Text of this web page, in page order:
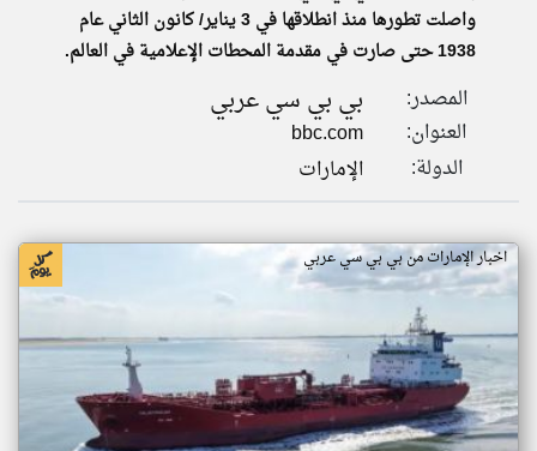
واصلت تطورها منذ انطلاقها في 3 يناير/ كانون الثاني عام
1938 حتى صارت في مقدمة المحطات الإعلامية في العالم.
المصدر: بي بي سي عربي
العنوان:
bbc.com
الدولة:
الإمارات
اخبار الإمارات من بي بي سي عربي